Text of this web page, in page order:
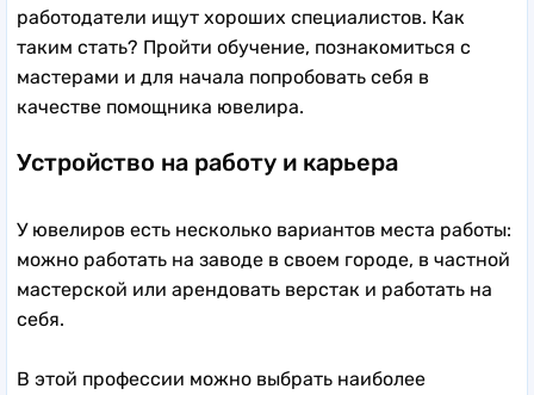
работодатели ищут хороших специалистов. Как
таким стать? Пройти обучение, познакомиться с
мастерами и для начала попробовать себя в
качестве помощника ювелира.
Устройство на работу и карьера
У ювелиров есть несколько вариантов места работы:
можно работать на заводе в своем городе, в частной
мастерской или арендовать верстак и работать на
себя.
В этой профессии можно выбрать наиболее